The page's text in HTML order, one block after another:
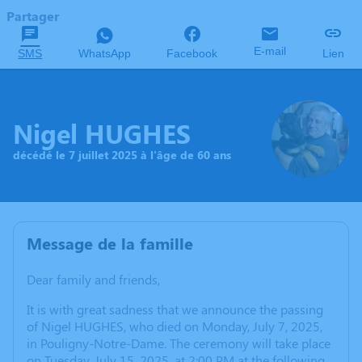
Partager
SMS WhatsApp Facebook E-mail Lien
Nigel HUGHES
décédé le 7 juillet 2025 à l'âge de 60 ans
Message de la famille
Dear family and friends,
It is with great sadness that we announce the passing
of Nigel HUGHES, who died on Monday, July 7, 2025,
in Pouligny-Notre-Dame. The ceremony will take place